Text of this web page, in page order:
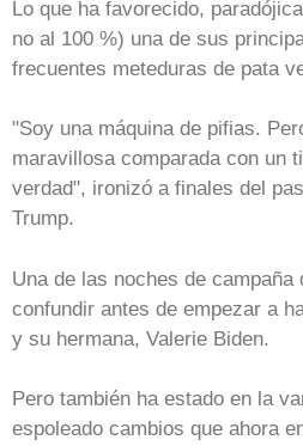
Lo que ha favorecido,
no al 100 %) una de sus
frecuentes meteduras de pata
"Soy una máquina de pifias.
maravillosa comparada con un
verdad", ironizó a finales del
Trump.
Una de las noches de
confundir antes de empezar a
y su hermana, Valerie Biden.
Pero también ha estado en la
espoleado cambios que ahora